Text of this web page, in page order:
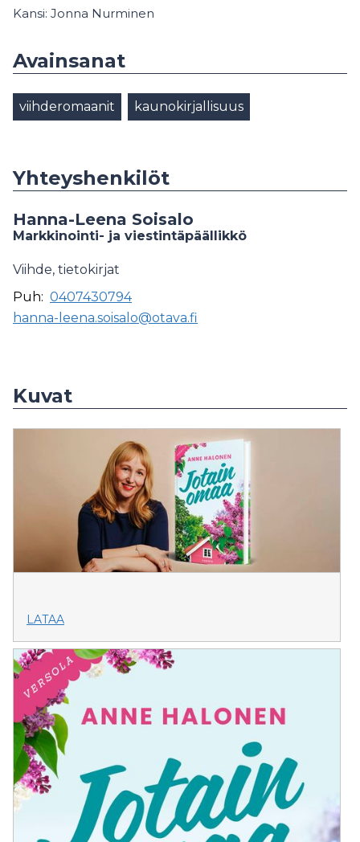
Kansi: Jonna Nurminen
Avainsanat
viihderomaanit kaunokirjallisuus
Yhteyshenkilöt
Hanna-Leena Soisalo
Markkinointi- ja viestintäpäällikkö
Viihde, tietokirjat
Puh: 0407430794
hanna-leena.soisalo@otava.fi
Kuvat
LATAA